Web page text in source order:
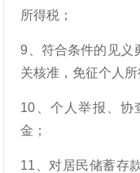
所得税；
9、符合条件的见义
关核准，免征个人所
10、个人举报、协
金；
11、对居民储蓄存